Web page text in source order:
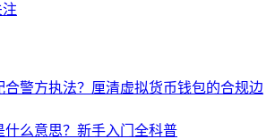
合警方执法？厘清虚拟货币钱包的合规边
什么意思？新手入门全科普